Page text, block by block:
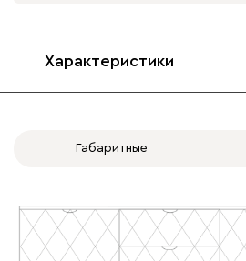
Характеристики
Габаритные